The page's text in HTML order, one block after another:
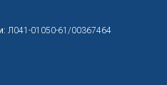
Л041-01050-61/00367464